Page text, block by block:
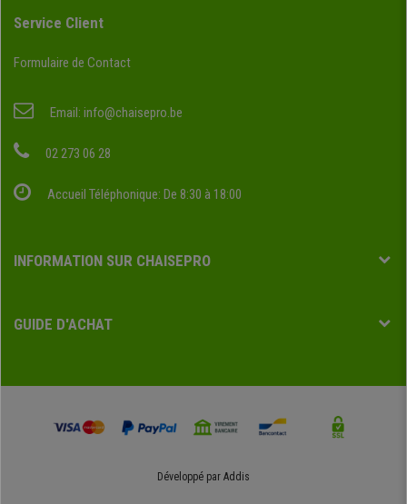
Service Client
Formulaire de Contact
Email: info@chaisepro.be
02 273 06 28
Accueil Téléphonique: De 8:30 à 18:00
INFORMATION SUR CHAISEPRO
GUIDE D'ACHAT
Développé par Addis